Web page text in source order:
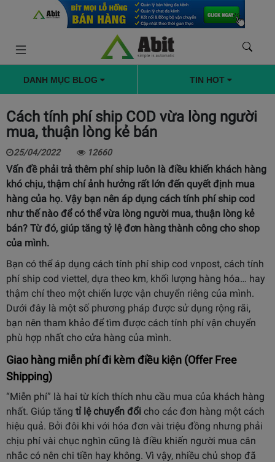
DANH MỤC BLOG TIN HOT
Cách tính phí ship COD vừa lòng người
mua, thuận lòng kẻ bán
25/04/2022 12660
Vấn đề phải trả thêm phí ship luôn là điều khiến khách hàng
khó chịu, thậm chí ảnh hưởng rất lớn đến quyết định mua
hàng của họ. Vậy bạn nên áp dụng cách tính phí ship cod
như thế nào để có thể vừa lòng người mua, thuận lòng kẻ
bán? Từ đó, giúp tăng tỷ lệ đơn hàng thành công cho shop
của mình.
Bạn có thể áp dụng cách tính phí ship cod vnpost, cách tính
phí ship cod viettel, dựa theo km, khối lượng hàng hóa… hay
thậm chí theo một chiến lược vận chuyển riêng của mình.
Dưới đây là một số phương pháp được sử dụng rộng rãi,
bạn nên tham khảo để tìm được cách tính phí vận chuyển
phù hợp nhất cho cửa hàng của mình.
Giao hàng miễn phí đi kèm điều kiện (Offer Free
Shipping)
“Miễn phí” là hai từ kích thích nhu cầu mua của khách hàng
nhất. Giúp tăng tỉ lệ chuyển đổi cho các đơn hàng một cách
hiệu quả. Bởi đôi khi với hóa đơn vài triệu đồng nhưng phải
chịu phí vài chục nghìn cũng là điều khiến người mua cân
nhắc có nên chi tiền hay không. Vì vậy, nhiều chủ shop đã